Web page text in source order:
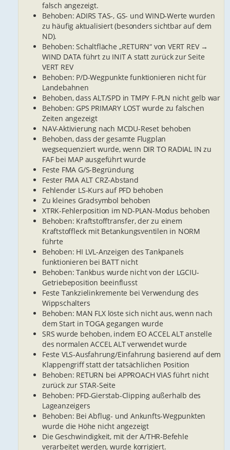
falsch angezeigt.
Behoben: ADIRS TAS-, GS- und WIND-Werte wurden
zu häufig aktualisiert (besonders sichtbar auf dem
ND).
Behoben: Schaltfläche „RETURN“ von VERT REV →
WIND DATA führt zu INIT A statt zurück zur Seite
VERT REV
Behoben: P/D-Wegpunkte funktionieren nicht für
Landebahnen
Behoben, dass ALT/SPD in TMPY F-PLN nicht gelb war
Behoben: GPS PRIMARY LOST wurde zu falschen
Zeiten angezeigt
NAV-Aktivierung nach MCDU-Reset behoben
Behoben, dass der gesamte Flugplan
wegsequenziert wurde, wenn DIR TO RADIAL IN zu
FAF bei MAP ausgeführt wurde
Feste FMA G/S-Begründung
Fester FMA ALT CRZ-Abstand
Fehlender LS-Kurs auf PFD behoben
Zu kleines Gradsymbol behoben
XTRK-Fehlerposition im ND-PLAN-Modus behoben
Behoben: Kraftstofftransfer, der zu einem
Kraftstoffleck mit Betankungsventilen in NORM
führte
Behoben: HI LVL-Anzeigen des Tankpanels
funktionieren bei BATT nicht
Behoben: Tankbus wurde nicht von der LGCIU-
Getriebeposition beeinflusst
Feste Tankzielinkremente bei Verwendung des
Wippschalters
Behoben: MAN FLX löste sich nicht aus, wenn nach
dem Start in TOGA gegangen wurde
SRS wurde behoben, indem EO ACCEL ALT anstelle
des normalen ACCEL ALT verwendet wurde
Feste VLS-Ausfahrung/Einfahrung basierend auf dem
Klappengriff statt der tatsächlichen Position
Behoben: RETURN bei APPROACH VIAS führt nicht
zurück zur STAR-Seite
Behoben: PFD-Gierstab-Clipping außerhalb des
Lageanzeigers
Behoben: Bei Abflug- und Ankunfts-Wegpunkten
wurde die Höhe nicht angezeigt
Die Geschwindigkeit, mit der A/THR-Befehle
verarbeitet werden, wurde korrigiert.